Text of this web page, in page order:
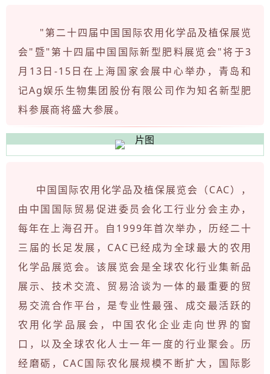
"第二十四届中国国际农用化学品及植保展览
会"暨"第十四届中国国际新型肥料展览会"将于3
月13日-15日在上海国家会展中心举办，青岛和
记Ag娱乐生物集团股份有限公司作为知名新型肥
料参展商将盛大参展。
中国国际农用化学品及植保展览会（CAC），
由中国国际贸易促进委员会化工行业分会主办，
每年在上海召开。自1999年首次举办，历经二十
三届的长足发展，CAC已经成为全球最大的农用
化学品展览会。该展览会是全球农化行业集新品
展示、技术交流、贸易洽谈为一体的最重要的贸
易交流合作平台，是专业性最强、成交最活跃的
农用化学品展会，中国农化企业走向世界的窗
口，以及全球农化人士一年一度的行业聚会。历
经磨砺，CAC国际农化展规模不断扩大，国际影